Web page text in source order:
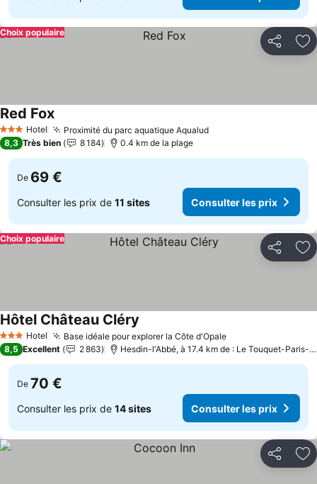
Partager
Choix populaire
3 ÉtoilesHotel Proximité du parc aquatique Aqualud
Red Fox
8,3 Très bien 8 184 0.4 km de la plage
De 69 €
Consulter les prix de 11 sites Consulter les prix
Partager
Choix populaire
3 ÉtoilesHotel Base idéale pour explorer la Côte d'Opale
Hôtel Château Cléry
8,5 Excellent 2 863 Hesdin-l'Abbé, à 17.4 km de : Le Touquet-Paris-Plage
De 70 €
Consulter les prix de 14 sites Consulter les prix
Partager